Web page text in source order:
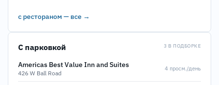
с рестораном — все →
С парковкой 3 В ПОДБОРКЕ
Americas Best Value Inn and Suites
426 W Ball Road
4 просм./день